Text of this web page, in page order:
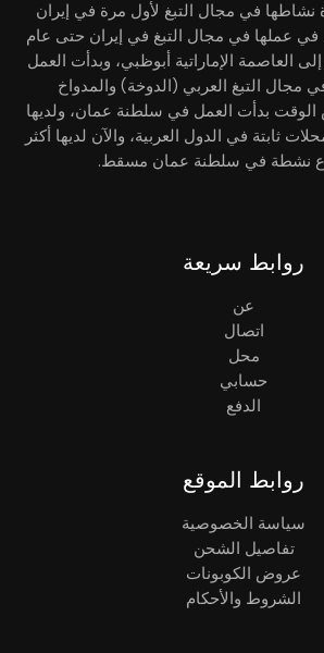
نشاطها في مجال التبغ لأول مرة في إيران
في عملها في مجال التبغ في إيران حتى عام
إلى العاصمة الإماراتية أبوظبي، وبدأت العمل
مجال التبغ العربي (الدوخة) والمدواخ
الوقت بدأت العمل في سلطنة عمان، ولديها
الآن أكثر من 9 محلات ثابتة في الدول العربية، والآن لديها أكثر
روابط سريعة
عن
اتصال
محل
حسابي
الدفع
روابط الموقع
سياسة الخصوصية
تفاصيل الشحن
عروض الكوبونات
الشروط والأحكام